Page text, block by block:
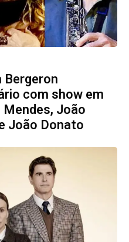
Bergeron
com show em
João
João Donato